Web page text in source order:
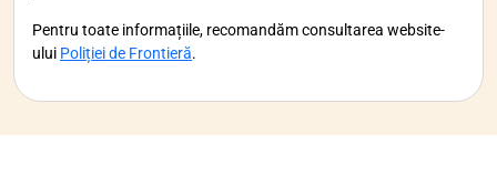
Pentru toate informațiile, recomandăm consultarea website-
ului Poliției de Frontieră.